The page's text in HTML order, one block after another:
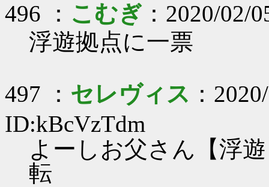
496 ： こむぎ ：2020/02/
浮遊拠点に一票
497 ： セレヴィス ：
ID:kBcVzTdm
よーしお父さん【浮
転